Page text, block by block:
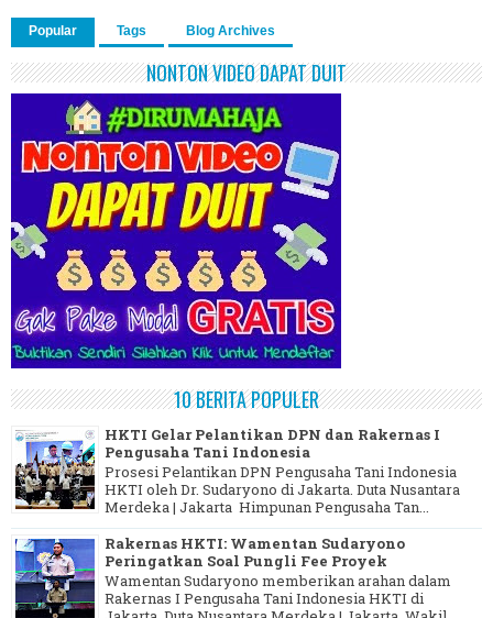
Popular Tags Blog Archives
NONTON VIDEO DAPAT DUIT
10 BERITA POPULER
HKTI Gelar Pelantikan DPN dan Rakernas I
Pengusaha Tani Indonesia
Prosesi Pelantikan DPN Pengusaha Tani Indonesia
HKTI oleh Dr. Sudaryono di Jakarta. Duta Nusantara
Merdeka | Jakarta Himpunan Pengusaha Tan...
Rakernas HKTI: Wamentan Sudaryono
Peringatkan Soal Pungli Fee Proyek
Wamentan Sudaryono memberikan arahan dalam
Rakernas I Pengusaha Tani Indonesia HKTI di